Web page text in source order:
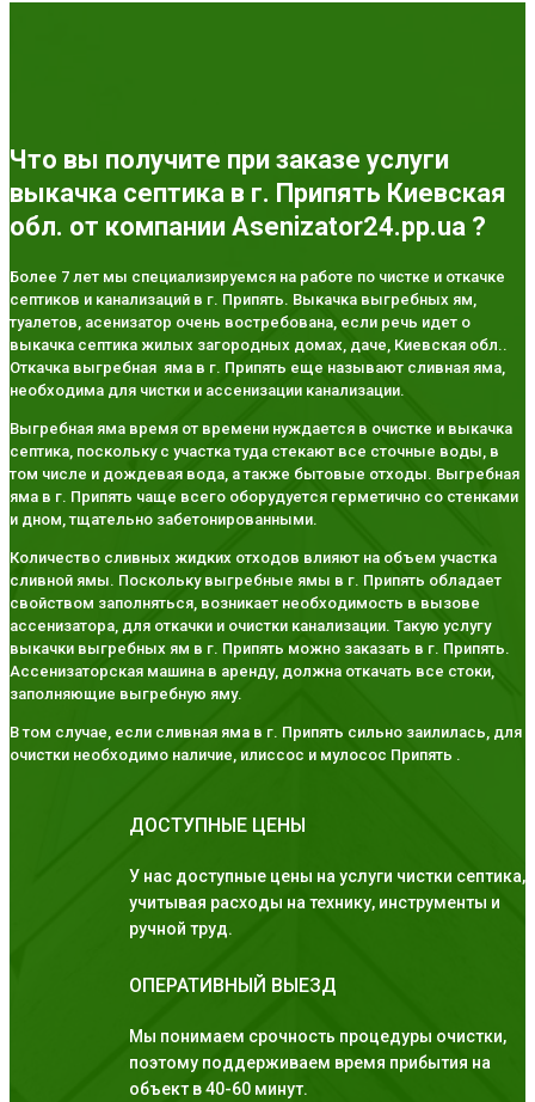
Что вы получите при заказе услуги
выкачка септика в г. Припять Киевская
обл. от компании Asenizator24.pp.ua ?
Более 7 лет мы специализируемся на работе по чистке и откачке
септиков и канализаций в г. Припять. Выкачка выгребных ям,
туалетов, асенизатор очень востребована, если речь идет о
выкачка септика жилых загородных домах, даче, Киевская обл..
Откачка выгребная яма в г. Припять еще называют сливная яма,
необходима для чистки и ассенизации канализации.
Выгребная яма время от времени нуждается в очистке и выкачка
септика, поскольку с участка туда стекают все сточные воды, в
том числе и дождевая вода, а также бытовые отходы. Выгребная
яма в г. Припять чаще всего оборудуется герметично со стенками
и дном, тщательно забетонированными.
Количество сливных жидких отходов влияют на объем участка
сливной ямы. Поскольку выгребные ямы в г. Припять обладает
свойством заполняться, возникает необходимость в вызове
ассенизатора, для откачки и очистки канализации. Такую услугу
выкачки выгребных ям в г. Припять можно заказать в г. Припять.
Ассенизаторская машина в аренду, должна откачать все стоки,
заполняющие выгребную яму.
В том случае, если сливная яма в г. Припять сильно заилилась, для
очистки необходимо наличие, илиссос и мулосос Припять .
ДОСТУПНЫЕ ЦЕНЫ
У нас доступные цены на услуги чистки септика,
учитывая расходы на технику, инструменты и
ручной труд.
ОПЕРАТИВНЫЙ ВЫЕЗД
Мы понимаем срочность процедуры очистки,
поэтому поддерживаем время прибытия на
объект в 40-60 минут.